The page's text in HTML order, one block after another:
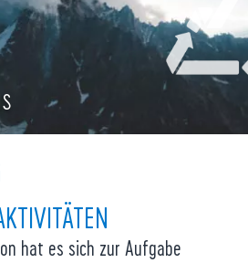
hat es sich zur Aufgabe